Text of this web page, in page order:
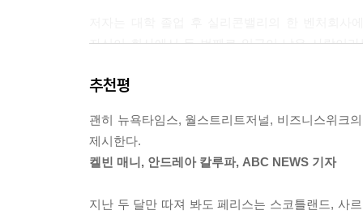
있단 말인가? 그럴 수는 없다. 나인 투 파이브라
속박에서 벗어나는 비결은 간단하다. 허락을 구하
‘내 인생의 30년 동안을 여행 한 번 못하고 보냈다.
---본문 중에서
자신이 회사에서 두 번째로 임금이 낮은 사람이
응급처치를 해 놓고 탈출한다. 그런데 오히려 일
이게 가당키나 한 말인가 싶겠지만 실제 그의 삶
발전으로 ‘원격 근무’를 하면서 시간과 공간을 자
책에 거침없이 풀어낸다. 책을 읽다 보면 믿어진
추천평
괜히 뉴욕타임스, 월스트리트저널, 비즈니스위크
제시한다.
켈빈 매니, 안드레아 칼루파, ABC NEWS 기자
지난 두 달만 따져 봐도 페리스는 스코틀랜드, 사